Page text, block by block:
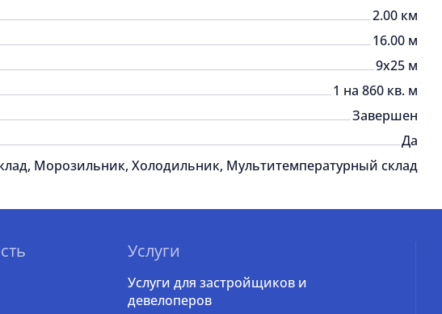
2.00 км
16.00 м
9x25 м
1 на 860 кв. м
Завершен
Да
Морозильник, Холодильник, Мультитемпературный склад
Услуги
Услуги для застройщиков и
девелоперов